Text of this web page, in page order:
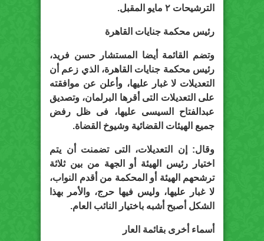
الترشيحات ٢ مايو المقبل.
رئيس محكمة جنايات القاهرة
وتضم القائمة أيضا المستشار حسن فريد،
رئيس محكمة جنايات القاهرة، الذي زعم أن
التعديلات لا غبار عليها، وأعلن عن موافقته
على التعديلات التى أقرها البرلمان، وتصديق
عبدالفتاح السيسى عليها، فى ظل رفض
جميع الهيئات القضائية وشيوخ القضاة.
وقال: إن التعديلات، التى تضمنت أن يتم
اختيار رئيس الهيئة أو الجهة من بين ثلاثة
ترشحهم الهيئة أو المحكمة من أقدم النواب،
لا غبار عليها، وليس فيها حرج، والأمر بهذا
الشكل أصبح أشبه باختيار النائب العام.
أسماء أخرى بقائمة العار